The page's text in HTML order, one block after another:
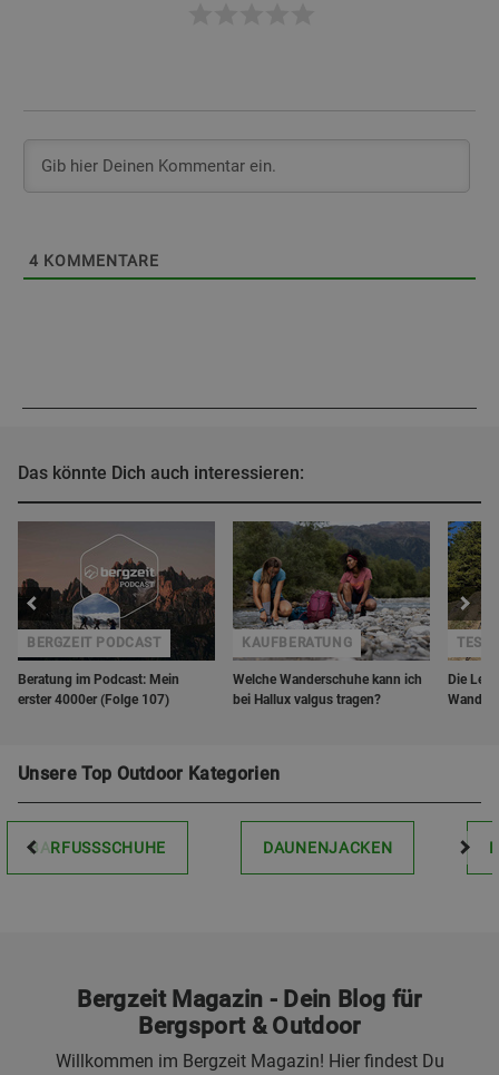
4 KOMMENTARE
Das könnte Dich auch interessieren:
Beratung im Podcast: Mein
erster 4000er (Folge 107)
BERGZEIT PODCAST
Welche Wanderschuhe kann ich
bei Hallux valgus tragen?
KAUFBERATUNG
Die
Unsere Top Outdoor Kategorien
BARFUSSSCHUHE DAUNENJACKEN
Bergzeit Magazin - Dein Blog für
Bergsport & Outdoor
Willkommen im Bergzeit Magazin! Hier findest Du